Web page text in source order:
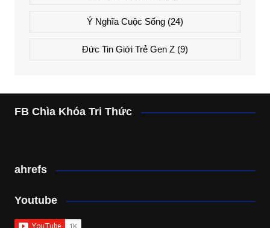
Ý Nghĩa Cuộc Sống(24)
Đức Tin Giới Trẻ Gen Z(9)
FB Chìa Khóa Tri Thức
ahrefs
Youtube